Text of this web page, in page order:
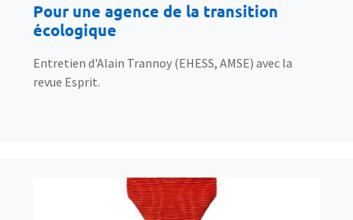
Pour une agence de la transition
écologique
Entretien d'Alain Trannoy (EHESS, AMSE) avec la
revue Esprit.